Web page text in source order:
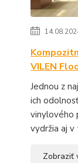
VILEN
Jednou z
ich
vinylového
vydržia aj v
Zobraziť